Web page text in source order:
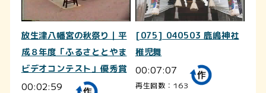
放生津八幡宮の秋祭り｜平
成８年度「ふるさととやま
ビデオコンテスト」優秀賞
00:02:59
[075] 040503 鹿嶋神社
稚児舞
00:07:07
再生回数：163